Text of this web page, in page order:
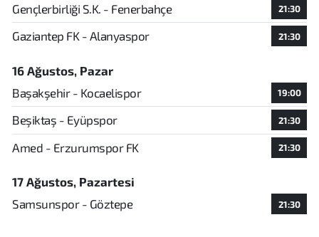
Gençlerbirliği S.K. - Fenerbahçe 21:30
Gaziantep FK - Alanyaspor 21:30
16 Ağustos, Pazar
Başakşehir - Kocaelispor
19:00
Beşiktaş - Eyüpspor 21:30
Amed - Erzurumspor FK 21:30
17 Ağustos, Pazartesi
Samsunspor - Göztepe
21:30